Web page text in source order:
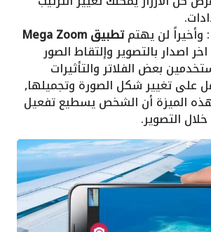
: وأخيراً لن يهتم تطبيق Mega Zoom
اخر اصدار بالتصوير وإلتقاط الصور
بعض الفلاتر والتأثيرات
على تغيير شكل الصورة وتجميلها,
الميزة أن الشخص يسطيع تفعيل
التصوير.